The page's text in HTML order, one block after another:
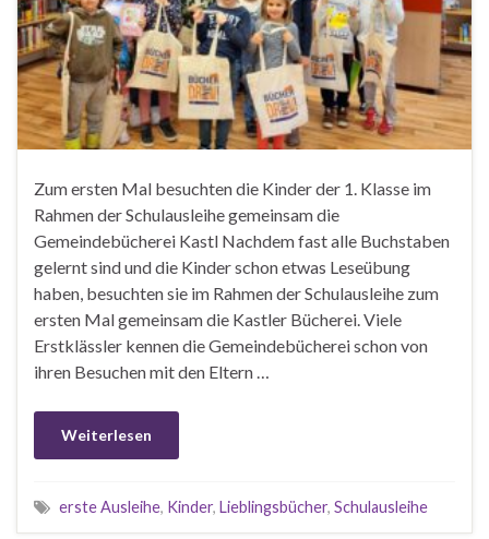
Zum ersten Mal besuchten die Kinder der 1. Klasse im
Rahmen der Schulausleihe gemeinsam die
Gemeindebücherei Kastl Nachdem fast alle Buchstaben
gelernt sind und die Kinder schon etwas Leseübung
haben, besuchten sie im Rahmen der Schulausleihe zum
ersten Mal gemeinsam die Kastler Bücherei. Viele
Erstklässler kennen die Gemeindebücherei schon von
ihren Besuchen mit den Eltern …
Weiterlesen
erste Ausleihe, Kinder, Lieblingsbücher, Schulausleihe